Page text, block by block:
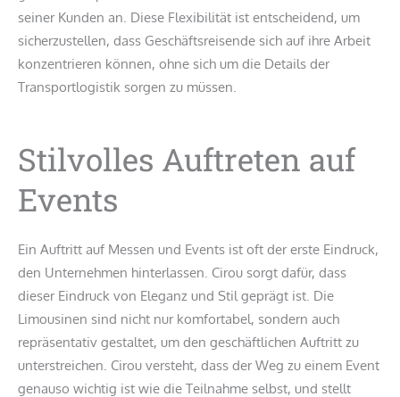
seiner Kunden an. Diese Flexibilität ist entscheidend, um
sicherzustellen, dass Geschäftsreisende sich auf ihre Arbeit
konzentrieren können, ohne sich um die Details der
Transportlogistik sorgen zu müssen.
Stilvolles Auftreten auf
Events
Ein Auftritt auf Messen und Events ist oft der erste Eindruck,
den Unternehmen hinterlassen. Cirou sorgt dafür, dass
dieser Eindruck von Eleganz und Stil geprägt ist. Die
Limousinen sind nicht nur komfortabel, sondern auch
repräsentativ gestaltet, um den geschäftlichen Auftritt zu
unterstreichen. Cirou versteht, dass der Weg zu einem Event
genauso wichtig ist wie die Teilnahme selbst, und stellt